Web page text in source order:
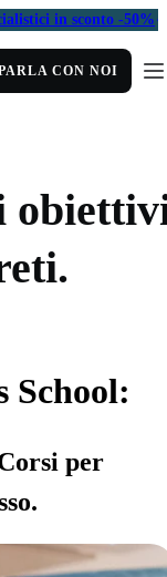
in sconto -50%
CON NOI
School:
per